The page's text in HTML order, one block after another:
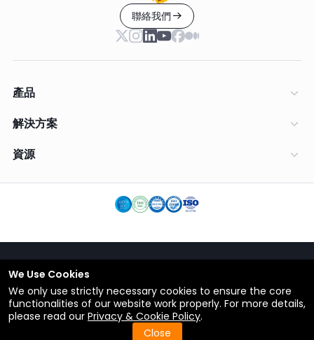
聯絡我們
產品
解決方案
資源
繁體中文
條款
私隱政策
© Copyright 2012-2026 ShareCRM.com
We Use Cookies
We only use strictly necessary cookies to ensure the core
functionalities of our website work properly. For more details,
please read our Privacy & Cookie Policy.
Close